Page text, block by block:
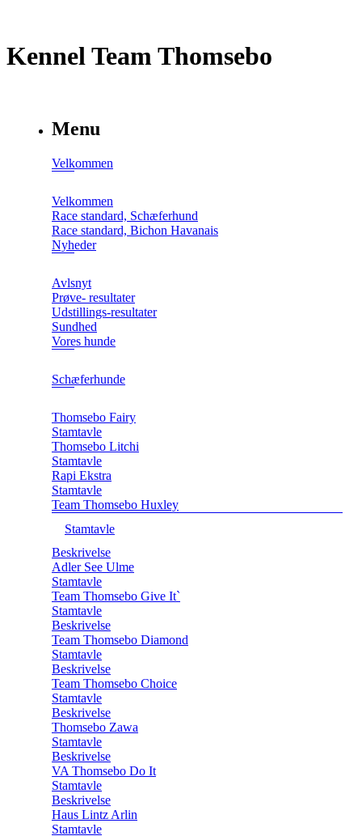
Kennel Team Thomsebo
Menu
Velkommen
Velkommen
Race standard, Schæferhund
Race standard, Bichon Havanais
Nyheder
Avlsnyt
Prøve- resultater
Udstillings-resultater
Sundhed
Vores hunde
Schæferhunde
Thomsebo Fairy
Stamtavle
Thomsebo Litchi
Stamtavle
Rapi Ekstra
Stamtavle
Team Thomsebo Huxley
Stamtavle
Beskrivelse
Adler See Ulme
Stamtavle
Team Thomsebo Give It`
Stamtavle
Beskrivelse
Team Thomsebo Diamond
Stamtavle
Beskrivelse
Team Thomsebo Choice
Stamtavle
Beskrivelse
Thomsebo Zawa
Stamtavle
Beskrivelse
VA Thomsebo Do It
Stamtavle
Beskrivelse
Haus Lintz Arlin
Stamtavle